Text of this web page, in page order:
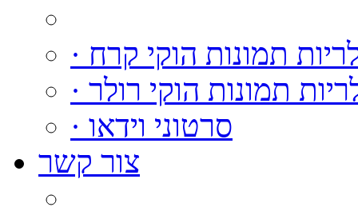
תמונות הוקי קרח
תמונות הוקי רולר
· סרטוני וידאו
צור קשר